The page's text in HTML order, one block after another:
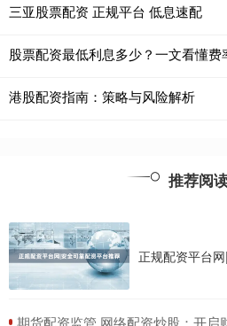
三亚股票配资 正规平台 低息速配
股票配资最低利息多少？一文看懂费
港股配资指南：策略与风险解析
推荐阅
正规配资平台